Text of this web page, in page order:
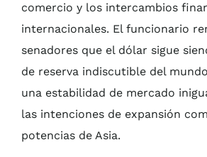
comercio y los intercambios
internacionales. El funcionario
senadores que el dólar sigue
de reserva indiscutible del
una estabilidad de mercado
las intenciones de expansión
potencias de Asia.